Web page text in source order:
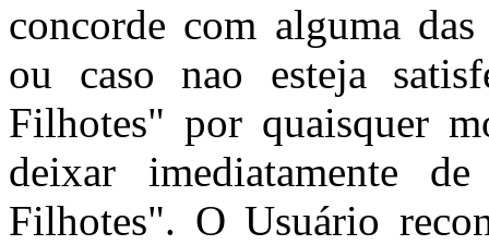
concorde com alguma
ou caso nao esteja
Filhotes" por quaisquer
deixar imediatamente
Filhotes". O Usuário